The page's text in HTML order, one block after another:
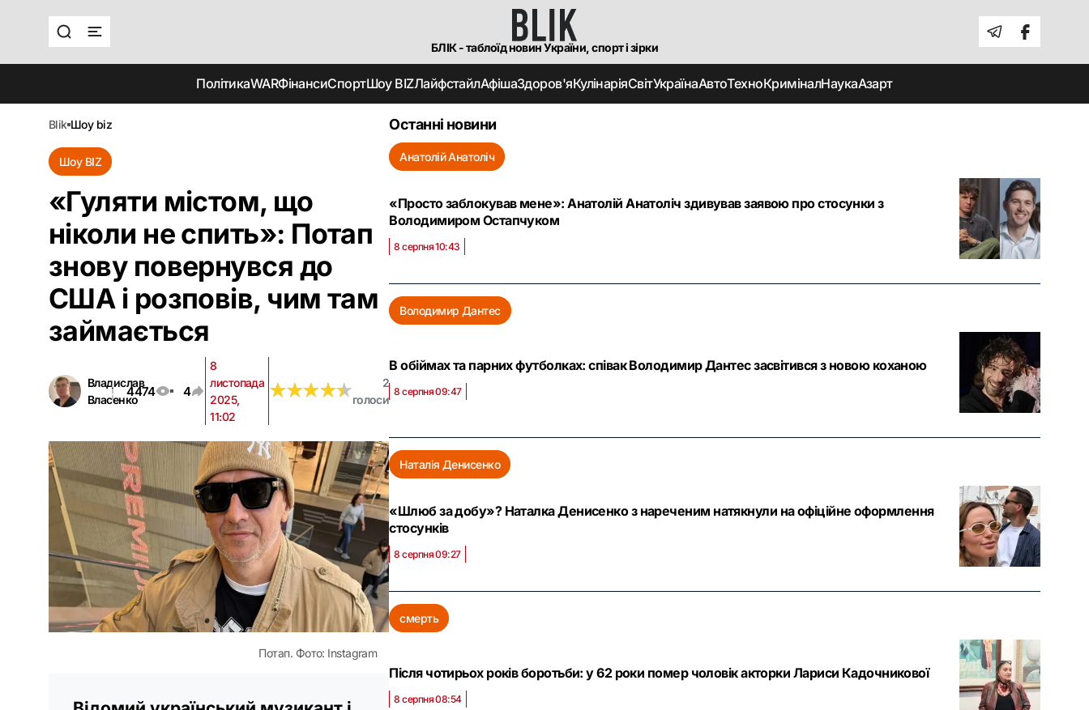
БЛІК - таблоїд новин України, спорт і зірки
ПолітикаWARФінансиСпортШоу BIZЛайфстайлАфішаЗдоров'яКулінаріяСвітУкраїнаАвтоТехноКриміналНаукаАзарт
blik шоу biz
Шоу BIZ
«Гуляти містом, що
ніколи не спить»: Потап
знову повернувся до
США і розповів, чим там
займається
Владислав
Власенко
4474 4
8
листопада
2025,
11:02
★★★★★
★★★★★
2
голоси
Потап. Фото: Instagram
Останні новини
Анатолій Анатоліч
«Просто заблокував мене»: Анатолій Анатоліч здивував заявою про стосунки з
Володимиром Остапчуком
8 серпня 10:43
Володимир Дантес
В обіймах та парних футболках: співак Володимир Дантес засвітився з новою коханою
8 серпня 09:47
Наталія Денисенко
«Шлюб за добу»? Наталка Денисенко з нареченим натякнули на офіційне оформлення
стосунків
8 серпня 09:27
смерть
Після чотирьох років боротьби: у 62 роки помер чоловік акторки Лариси Кадочникової
8 серпня 08:54